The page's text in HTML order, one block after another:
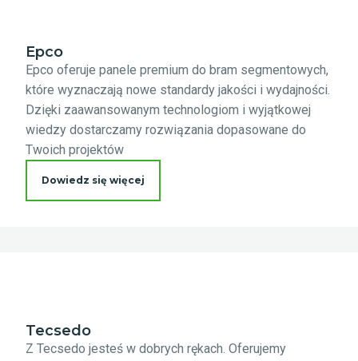
Epco
Epco oferuje panele premium do bram segmentowych,
które wyznaczają nowe standardy jakości i wydajności.
Dzięki zaawansowanym technologiom i wyjątkowej
wiedzy dostarczamy rozwiązania dopasowane do
Twoich projektów
Dowiedz się więcej
Tecsedo
Z Tecsedo jesteś w dobrych rękach. Oferujemy